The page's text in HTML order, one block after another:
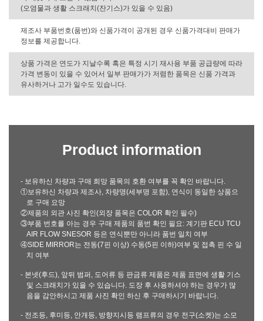
(오염물과 생활 스크래치(잔기스)가 있을 수 있음)
제조사 부품번호(품번)와 신품가격이 공개된 경우 신품가격대비 판매가
정보를 제공합니다.
상품 가격은 연도가 지날수록 혹은 특정 시기 재사용 부품 공급량에 따라
가격 변동이 있을 수 있어서 일부 판매가가 저렴한 품목은 신품 가격과
유사하거나 고가 일수도 있습니다.
Product information
- 보유하신 차량과 구매 희망 품목의 호환 여부를 꼭 확인 바랍니다.
①보유하신 차량과 제조사, 차량명(세부명 포함), 연식이 동일한 상품으
로 구매 요망
②제품의 외관 사진 확인(외장 품목은 COLOR 확인 필수)
③부품 번호를 아는 경우 구매 제품의 품번 확인 필요: 계기판 ECU TCU
AIR FLOW SNESOR 등은 연식뿐만 아니라 품번 일치 여부
④SIDE MIRROR는 전동(7핀 이상) 수동(5핀 이하)여부 및 접촉 핀 수 일
치 여부
- 본넷(후드), 앞뒤 범퍼, 도어류 등 판금류 제품은 제품 표면에 생활 기스
및 스크래치가 있을 수 있습니다. 도장 후 사용하셔야 하는 경우가 많
음을 감안하시고 제품 사진 확인 하신 후 구매하시기 바랍니다.
- 전조등, 후미등, 안개등, 방향지시등 램프류의 경우 전구(소켓)는 소모